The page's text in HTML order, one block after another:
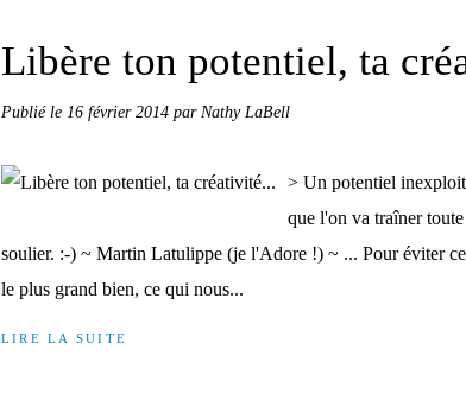
Libère ton potentiel, ta
Publié le 16 février 2014 par Nathy LaBell
> Un potentiel
que l'on va traîner
soulier. :-) ~ Martin Latulippe (je l'Adore !) ~ ... Pour éviter
le plus grand bien, ce qui nous...
LIRE LA SUITE